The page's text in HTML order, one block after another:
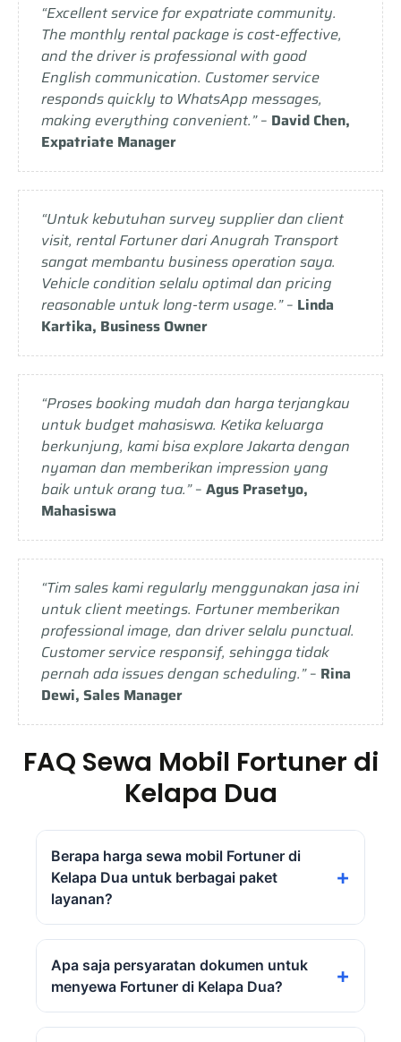
“Excellent service for expatriate community.
The monthly rental package is cost-effective,
and the driver is professional with good
English communication. Customer service
responds quickly to WhatsApp messages,
making everything convenient.”– David Chen,
Expatriate Manager
“Untuk kebutuhan survey supplier dan client
visit, rental Fortuner dari Anugrah Transport
sangat membantu business operation saya.
Vehicle condition selalu optimal dan pricing
reasonable untuk long-term usage.”– Linda
Kartika, Business Owner
“Proses booking mudah dan harga terjangkau
untuk budget mahasiswa. Ketika keluarga
berkunjung, kami bisa explore Jakarta dengan
nyaman dan memberikan impression yang
baik untuk orang tua.”– Agus Prasetyo,
Mahasiswa
“Tim sales kami regularly menggunakan jasa ini
untuk client meetings. Fortuner memberikan
professional image, dan driver selalu punctual.
Customer service responsif, sehingga tidak
pernah ada issues dengan scheduling.”– Rina
Dewi, Sales Manager
FAQ Sewa Mobil Fortuner di
Kelapa Dua
Berapa harga sewa mobil Fortuner di
Kelapa Dua untuk berbagai paket
layanan?
paket sewa Fortuner di Kelapa Dua dengan
tarif kompetitif. Untuk paket Mobil + Driver 12
Jam dikenakan tarif Rp 1.300.000, sedangkan
Apa saja persyaratan dokumen untuk
menyewa Fortuner di Kelapa Dua?